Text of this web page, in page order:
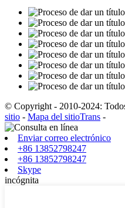
© Copyright - 2010-2024:
sitio - Mapa del sitioTrans -
Enviar correo electrónico
+86 13852798247
+86 13852798247
Skype
incógnita